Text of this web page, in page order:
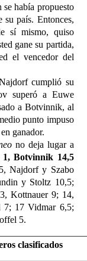
se había propuesto
su país. Entonces,
sí mismo, quiso
gane su partida,
el vencedor del
cumplió su
superó a Euwe
a Botvinnik, al
punto impuso
ganador.
no deja lugar a
1, Botvinnik 14,5
Najdorf y Szabo
y Stoltz 10,5;
Kottnauer 9; 14,
7; 17 Vidmar 6,5;
5.
clasificados